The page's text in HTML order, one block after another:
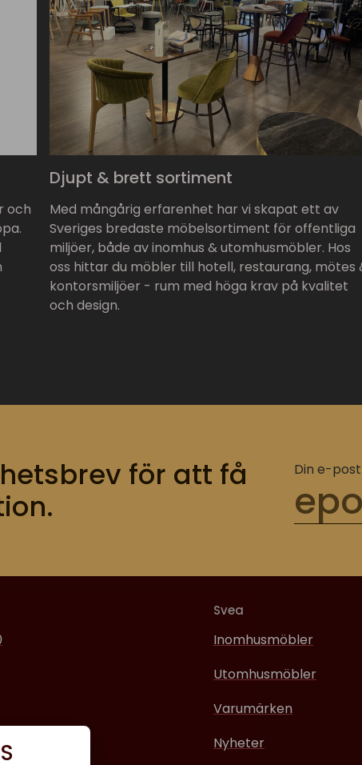
och
Djupt & brett sortiment
Med mångårig erfarenhet har vi skapat ett av
Sveriges bredaste möbelsortiment för offentliga
miljöer, både av inomhus & utomhusmöbler. Hos
oss hittar du möbler till hotell, restaurang, mötes
kontorsmiljöer - rum med höga krav på kvalitet
och design.
för att få
Din e-post
Svea
Inomhusmöbler
Utomhusmöbler
Varumärken
Nyheter